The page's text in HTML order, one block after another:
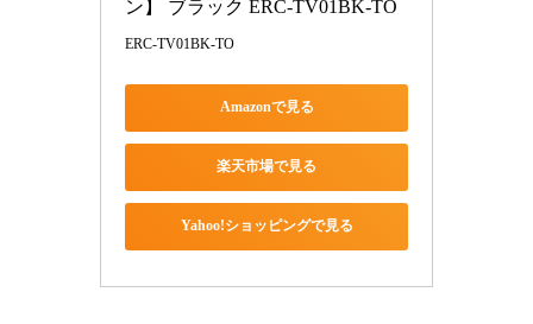
ン】 ブラック ERC-TV01BK-TO
ERC-TV01BK-TO
Amazonで見る
楽天市場で見る
Yahoo!ショッピングで見る